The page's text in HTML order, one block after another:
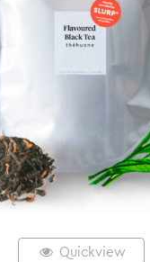
Quickview